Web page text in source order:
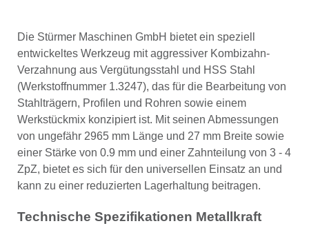
Die Stürmer Maschinen GmbH bietet ein speziell
entwickeltes Werkzeug mit aggressiver Kombizahn-
Verzahnung aus Vergütungsstahl und HSS Stahl
(Werkstoffnummer 1.3247), das für die Bearbeitung von
Stahlträgern, Profilen und Rohren sowie einem
Werkstückmix konzipiert ist. Mit seinen Abmessungen
von ungefähr 2965 mm Länge und 27 mm Breite sowie
einer Stärke von 0.9 mm und einer Zahnteilung von 3 - 4
ZpZ, bietet es sich für den universellen Einsatz an und
kann zu einer reduzierten Lagerhaltung beitragen.
Technische Spezifikationen Metallkraft